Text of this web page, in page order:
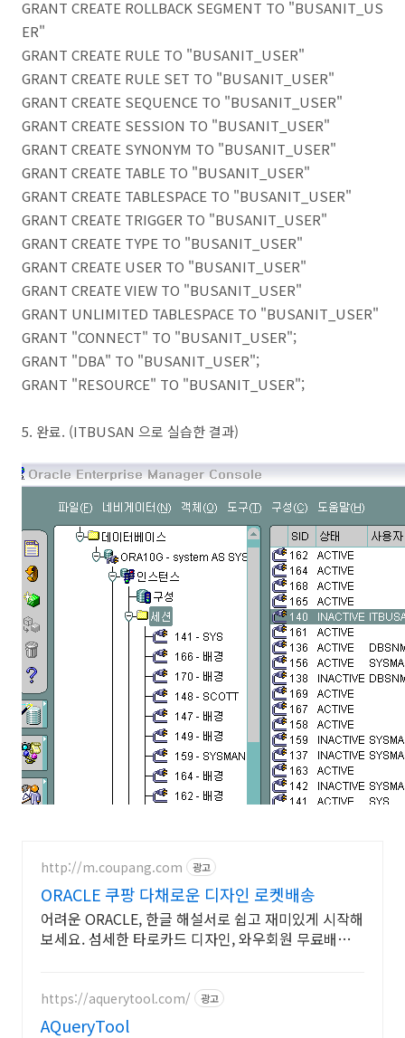
GRANT CREATE ROLLBACK SEGMENT TO "BUSANIT_US
ER"
GRANT CREATE RULE TO "BUSANIT_USER"
GRANT CREATE RULE SET TO "BUSANIT_USER"
GRANT CREATE SEQUENCE TO "BUSANIT_USER"
GRANT CREATE SESSION TO "BUSANIT_USER"
GRANT CREATE SYNONYM TO "BUSANIT_USER"
GRANT CREATE TABLE TO "BUSANIT_USER"
GRANT CREATE TABLESPACE TO "BUSANIT_USER"
GRANT CREATE TRIGGER TO "BUSANIT_USER"
GRANT CREATE TYPE TO "BUSANIT_USER"
GRANT CREATE USER TO "BUSANIT_USER"
GRANT CREATE VIEW TO "BUSANIT_USER"
GRANT UNLIMITED TABLESPACE TO "BUSANIT_USER"
GRANT "CONNECT" TO "BUSANIT_USER";
GRANT "DBA" TO "BUSANIT_USER";
GRANT "RESOURCE" TO "BUSANIT_USER";
5. 완료. (ITBUSAN 으로 실습한 결과)
http://m.coupang.com 광고
ORACLE 쿠팡 다채로운 디자인 로켓배송
어려운 ORACLE, 한글 해설서로 쉽고 재미있게 시작해
보세요. 섬세한 타로카드 디자인, 와우회원 무료배송으
https://aquerytool.com/ 광고
AQueryTool